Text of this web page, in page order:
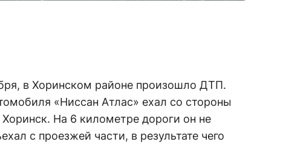
в Хоринском районе произошло ДТП.
«Ниссан Атлас» ехал со стороны
На 6 километре дороги он не
с проезжей части, в результате чего